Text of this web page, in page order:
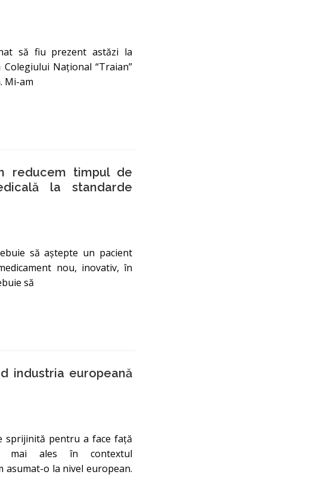
să fiu prezent astăzi la
Național “Traian”
Mi-am
reducem timpul de
la standarde
să aștepte un pacient
nou, inovativ, în
să
industria europeană
sprijinită pentru a face față
mai ales în contextul
asumat-o la nivel european.